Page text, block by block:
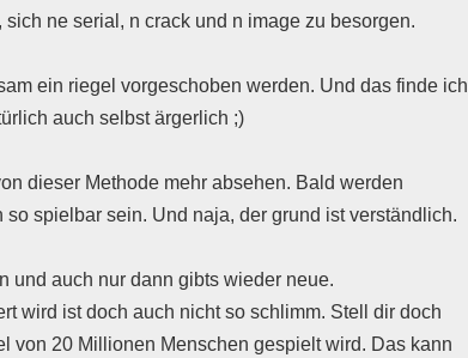
ne serial, n crack und n image zu besorgen.
ein riegel vorgeschoben werden. Und das finde ich
auch selbst ärgerlich ;)
dieser Methode mehr absehen. Bald werden
spielbar sein. Und naja, der grund ist verständlich.
und auch nur dann gibts wieder neue.
wird ist doch auch nicht so schlimm. Stell dir doch
von 20 Millionen Menschen gespielt wird. Das kann